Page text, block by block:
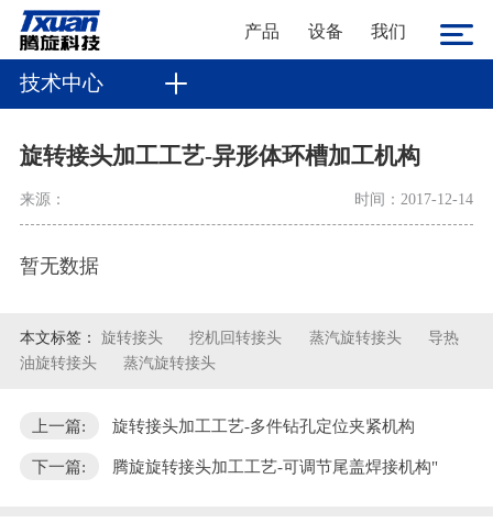
产品 设备 我们
技术中心
旋转接头加工工艺-异形体环槽加工机构
来源： 时间：2017-12-14
暂无数据
本文标签： 旋转接头 挖机回转接头 蒸汽旋转接头
导热
油旋转接头
蒸汽旋转接头
上一篇: 旋转接头加工工艺-多件钻孔定位夹紧机构
下一篇: 腾旋旋转接头加工工艺-可调节尾盖焊接机构"